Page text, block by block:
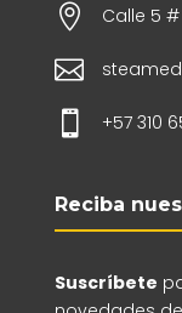
 Calle 5 #

 +57 310
Reciba
Suscríbete